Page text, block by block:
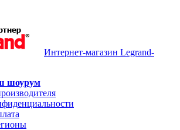
Интернет-магазин Legrand-
шоурум